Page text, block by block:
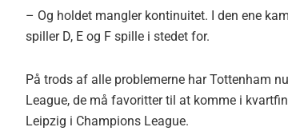
– Og holdet mangler kontinuitet. I den ene
spiller D, E og F spille i stedet for.
På trods af alle problemerne har Tottenham
League, de må favoritter til at komme i
Leipzig i Champions League.